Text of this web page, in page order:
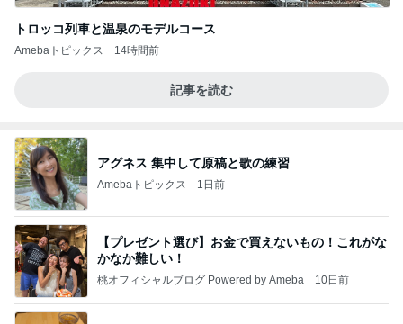
トロッコ列車と温泉のモデルコース
Amebaトピックス 14時間前
記事を読む
アグネス 集中して原稿と歌の練習
Amebaトピックス 1日前
【プレゼント選び】お金で買えないもの！これがな
かなか難しい！
桃オフィシャルブログ Powered by Ameba 10日前